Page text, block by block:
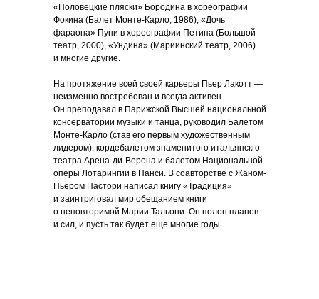
«Половецкие пляски» Бородина в хореографии
Фокина (Балет Монте-Карло, 1986), «Дочь
фараона» Пуни в хореографии Петипа (Большой
театр, 2000), «Ундина» (Мариинский театр, 2006)
и многие другие.
На протяжение всей своей карьеры Пьер Лакотт —
неизменно востребован и всегда активен.
Он преподавал в Парижской Высшей национальной
консерватории музыки и танца, руководил Балетом
Монте-Карло (став его первым художественным
лидером), кордебалетом знаменитого итальянскго
театра Арена-ди-Верона и балетом Национальной
оперы Лотарингии в Нанси. В соавторстве с Жаном-
Пьером Пастори написал книгу «Традиция»
и заинтриговал мир обещанием книги
о неповторимой Марии Тальони. Он полон планов
и сил, и пусть так будет еще многие годы.